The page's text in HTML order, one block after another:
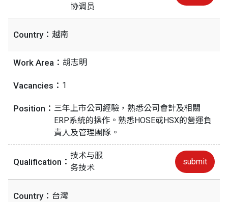
协调员
Country： 越南
Work Area： 胡志明
Vacancies： 1
Position： 三年上市公司經驗，熟悉公司會計及相關
ERP系統的操作。熟悉HOSE或HSX的營運負
責人及管理團隊。
Qualification：
技术与服
务技术
submit
Country： 台灣